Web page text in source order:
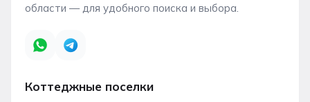
области — для удобного поиска и выбора.
Коттеджные поселки